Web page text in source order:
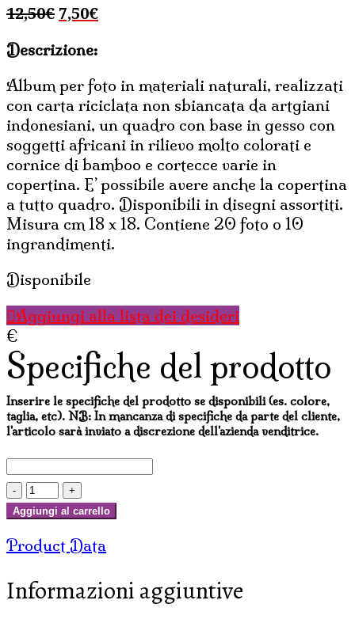
12,50€ Il
originale
12,50€.
7,50€Il
7,50€.
Descrizione:
Album per foto in materiali naturali, realizzati
con carta riciclata non sbiancata da artgiani
indonesiani, un quadro con base in gesso con
soggetti africani in rilievo molto colorati e
cornice di bamboo e cortecce varie in
copertina. E’ possibile avere anche la copertina
a tutto quadro. Disponibili in disegni assortiti.
Misura cm 18 x 18. Contiene 20 foto o 10
ingrandimenti.
Disponibile
Aggiungi alla lista dei desideri
€
Specifiche del prodotto
Inserire le specifiche del prodotto se disponibili (es. colore,
taglia, etc). NB: In mancanza di specifiche da parte del cliente,
l'articolo sarà inviato a discrezione dell'azienda venditrice.
ALBUM
FOTO
IN
E
CORTECCE
Aggiungi al carrello
Product Data
Informazioni aggiuntive